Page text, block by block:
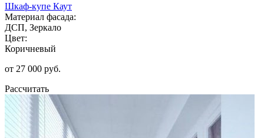
Шкаф-купе Каут
Материал фасада:
ДСП, Зеркало
Цвет:
Коричневый
от 27 000 руб.
Рассчитать